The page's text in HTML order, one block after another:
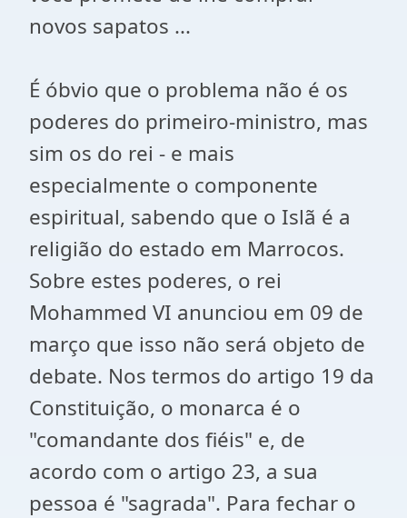
novos sapatos ...
É óbvio que o problema não é os
poderes do primeiro-ministro, mas
sim os do rei - e mais
especialmente o componente
espiritual, sabendo que o Islã é a
religião do estado em Marrocos.
Sobre estes poderes, o rei
Mohammed VI anunciou em 09 de
março que isso não será objeto de
debate. Nos termos do artigo 19 da
Constituição, o monarca é o
"comandante dos fiéis" e, de
acordo com o artigo 23, a sua
pessoa é "sagrada". Para fechar o